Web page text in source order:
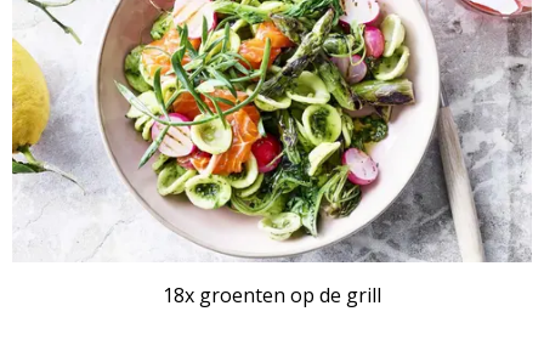
18x groenten op de grill